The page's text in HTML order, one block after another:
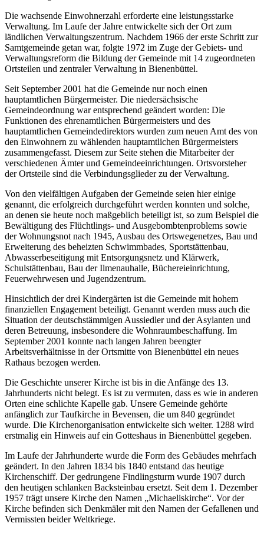
Die wachsende Einwohnerzahl erforderte eine leistungsstarke
Verwaltung. Im Laufe der Jahre entwickelte sich der Ort zum
ländlichen Verwaltungszentrum. Nachdem 1966 der erste Schritt zur
Samtgemeinde getan war, folgte 1972 im Zuge der Gebiets- und
Verwaltungsreform die Bildung der Gemeinde mit 14 zugeordneten
Ortsteilen und zentraler Verwaltung in Bienenbüttel.
Seit September 2001 hat die Gemeinde nur noch einen
hauptamtlichen Bürgermeister. Die niedersächsische
Gemeindeordnung war entsprechend geändert worden: Die
Funktionen des ehrenamtlichen Bürgermeisters und des
hauptamtlichen Gemeindedirektors wurden zum neuen Amt des von
den Einwohnern zu wählenden hauptamtlichen Bürgermeisters
zusammengefasst. Diesem zur Seite stehen die Mitarbeiter der
verschiedenen Ämter und Gemeindeeinrichtungen. Ortsvorsteher
der Ortsteile sind die Verbindungsglieder zu der Verwaltung.
Von den vielfältigen Aufgaben der Gemeinde seien hier einige
genannt, die erfolgreich durchgeführt werden konnten und solche,
an denen sie heute noch maßgeblich beteiligt ist, so zum Beispiel die
Bewältigung des Flüchtlings- und Ausgebombtenproblems sowie
der Wohnungsnot nach 1945, Ausbau des Ortswegenetzes, Bau und
Erweiterung des beheizten Schwimmbades, Sportstättenbau,
Abwasserbeseitigung mit Entsorgungsnetz und Klärwerk,
Schulstättenbau, Bau der Ilmenauhalle, Büchereieinrichtung,
Feuerwehrwesen und Jugendzentrum.
Hinsichtlich der drei Kindergärten ist die Gemeinde mit hohem
finanziellen Engagement beteiligt. Genannt werden muss auch die
Situation der deutschstämmigen Aussiedler und der Asylanten und
deren Betreuung, insbesondere die Wohnraumbeschaffung. Im
September 2001 konnte nach langen Jahren beengter
Arbeitsverhältnisse in der Ortsmitte von Bienenbüttel ein neues
Rathaus bezogen werden.
Die Geschichte unserer Kirche ist bis in die Anfänge des 13.
Jahrhunderts nicht belegt. Es ist zu vermuten, dass es wie in anderen
Orten eine schlichte Kapelle gab. Unsere Gemeinde gehörte
anfänglich zur Taufkirche in Bevensen, die um 840 gegründet
wurde. Die Kirchenorganisation entwickelte sich weiter. 1288 wird
erstmalig ein Hinweis auf ein Gotteshaus in Bienenbüttel gegeben.
Im Laufe der Jahrhunderte wurde die Form des Gebäudes mehrfach
geändert. In den Jahren 1834 bis 1840 entstand das heutige
Kirchenschiff. Der gedrungene Findlingsturm wurde 1907 durch
den heutigen schlanken Backsteinbau ersetzt. Seit dem 1. Dezember
1957 trägt unsere Kirche den Namen „Michaeliskirche“. Vor der
Kirche befinden sich Denkmäler mit den Namen der Gefallenen und
Vermissten beider Weltkriege.